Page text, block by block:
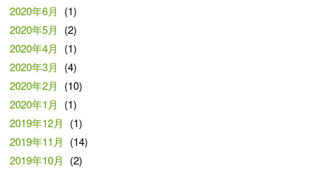
2020年6月
(1)
2020年5月
(2)
2020年4月
(1)
2020年3月
(4)
2020年2月
(10)
2020年1月
(1)
2019年12月
(1)
2019年11月
(14)
2019年10月
(2)